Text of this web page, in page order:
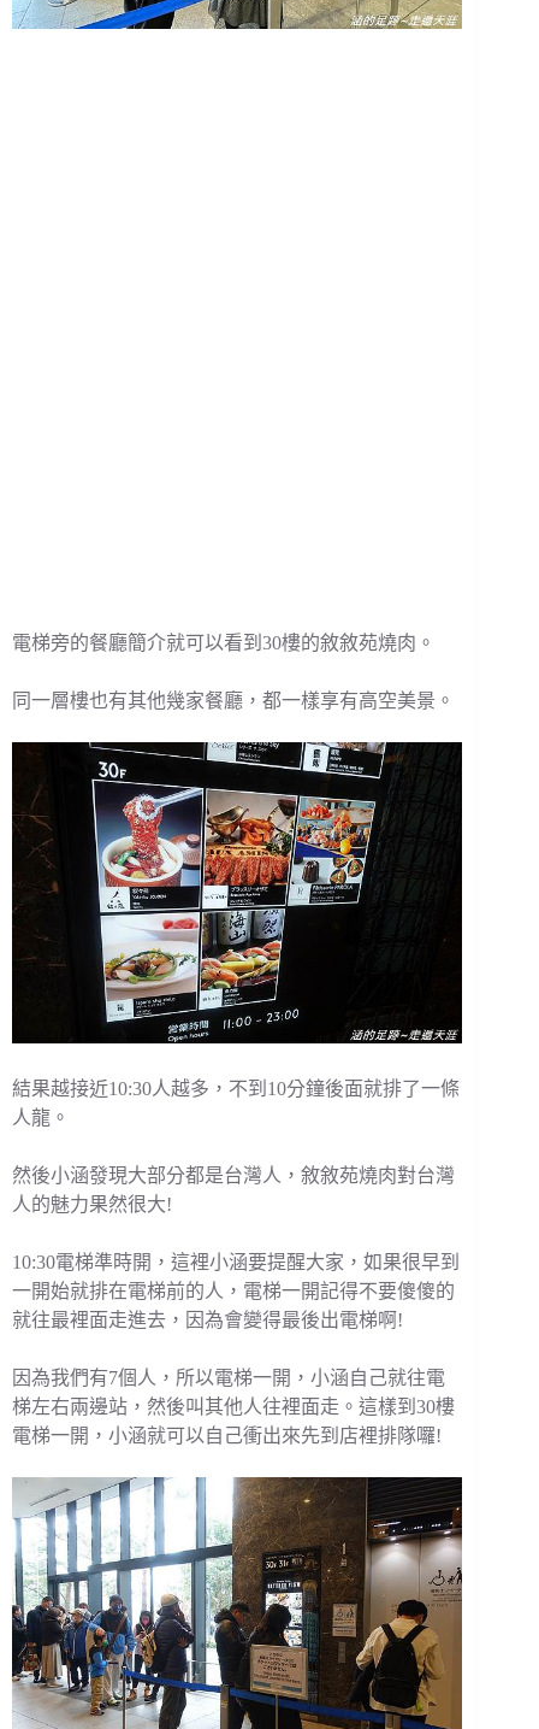
電梯旁的餐廳簡介就可以看到30樓的敘敘苑燒肉。
同一層樓也有其他幾家餐廳，都一樣享有高空美景。
結果越接近10:30人越多，不到10分鐘後面就排了一條
人龍。
然後小涵發現大部分都是台灣人，敘敘苑燒肉對台灣
人的魅力果然很大!
10:30電梯準時開，這裡小涵要提醒大家，如果很早到
一開始就排在電梯前的人，電梯一開記得不要傻傻的
就往最裡面走進去，因為會變得最後出電梯啊!
因為我們有7個人，所以電梯一開，小涵自己就往電
梯左右兩邊站，然後叫其他人往裡面走。這樣到30樓
電梯一開，小涵就可以自己衝出來先到店裡排隊囉!